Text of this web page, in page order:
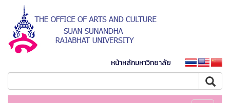
หน้าหลักมหาวิทยาลัย